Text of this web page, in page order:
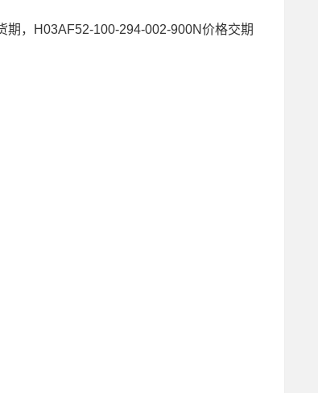
，H03AF52-100-294-002-900N价格交期